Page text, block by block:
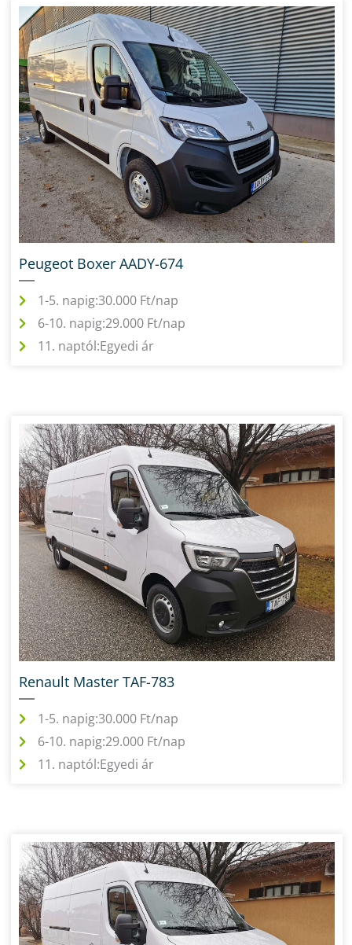
Peugeot Boxer AADY-674
1-5. napig:30.000 Ft/nap
6-10. napig:29.000 Ft/nap
11. naptól:Egyedi ár
Renault Master TAF-783
1-5. napig:30.000 Ft/nap
6-10. napig:29.000 Ft/nap
11. naptól:Egyedi ár